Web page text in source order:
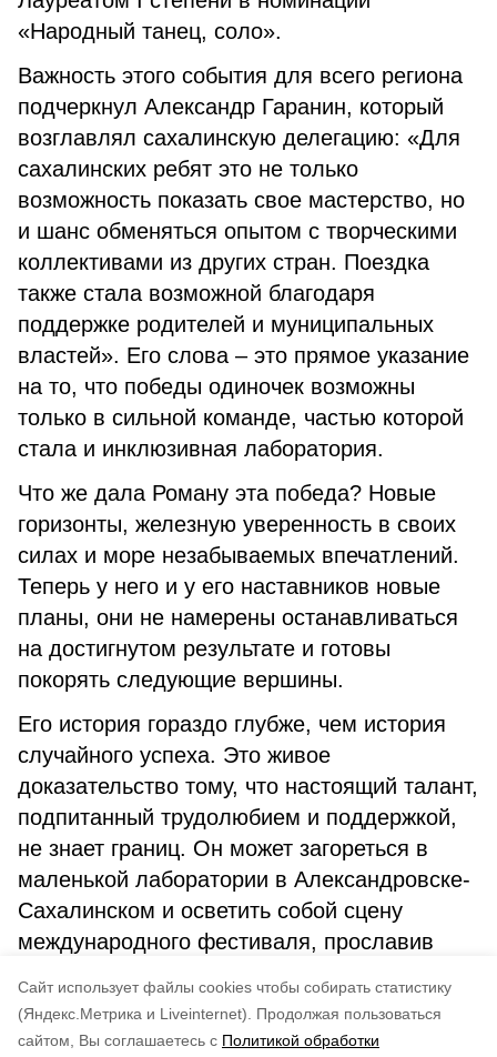
Cайт использует файлы cookies чтобы собирать статистику
(Яндекс.Метрика и Liveinternet).
Продолжая пользоваться
сайтом, Вы соглашаетесь с Политикой обработки
«Народный танец, соло».
Важность этого события для всего региона
подчеркнул Александр Гаранин, который
возглавлял сахалинскую делегацию: «Для
сахалинских ребят это не только
возможность показать свое мастерство, но
и шанс обменяться опытом с творческими
коллективами из других стран. Поездка
также стала возможной благодаря
поддержке родителей и муниципальных
властей». Его слова – это прямое указание
на то, что победы одиночек возможны
только в сильной команде, частью которой
стала и инклюзивная лаборатория.
Что же дала Роману эта победа? Новые
горизонты, железную уверенность в своих
силах и море незабываемых впечатлений.
Теперь у него и у его наставников новые
планы, они не намерены останавливаться
на достигнутом результате и готовы
покорять следующие вершины.
Его история гораздо глубже, чем история
случайного успеха. Это живое
доказательство тому, что настоящий талант,
подпитанный трудолюбием и поддержкой,
не знает границ. Он может загореться в
маленькой лаборатории в Александровске-
Сахалинском и осветить собой сцену
международного фестиваля, прославив
собственные свершения.